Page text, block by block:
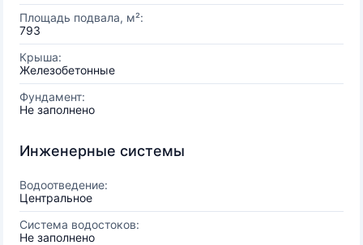
Площадь подвала, м²:
793
Крыша:
Железобетонные
Фундамент:
Не заполнено
Инженерные системы
Водоотведение:
Центральное
Система водостоков:
Не заполнено